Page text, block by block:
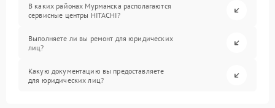
В каких районах Мурманска располагаются
сервисные центры HITACHI?
Выполняете ли вы ремонт для юридических
лиц?
Какую документацию вы предоставляете
для юридических лиц?